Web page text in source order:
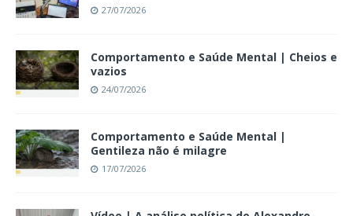
27/07/2026
Comportamento e Saúde Mental | Cheios e
vazios
24/07/2026
Comportamento e Saúde Mental |
Gentileza não é milagre
17/07/2026